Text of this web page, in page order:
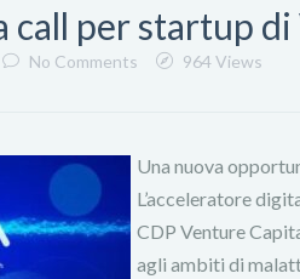
call per startup
No Comments 964 Views
Una nuova
L’acceleratore
CDP Venture
agli ambiti di